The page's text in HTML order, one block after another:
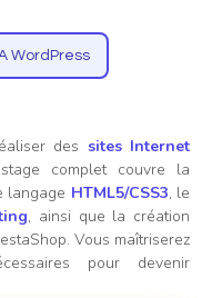
WordPress
des sites Internet
complet couvre la
langage HTML5/CSS3, le
, ainsi que la création
Vous maîtriserez
pour devenir